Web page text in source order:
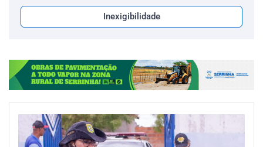
Inexigibilidade